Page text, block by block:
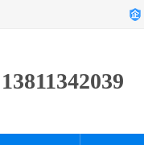
13811342039